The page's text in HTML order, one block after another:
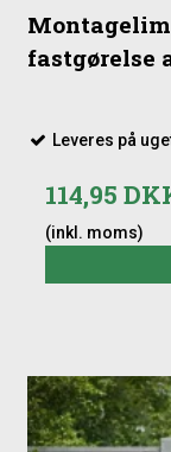
fastgørelse
Leveres på
114,95
(inkl. moms)